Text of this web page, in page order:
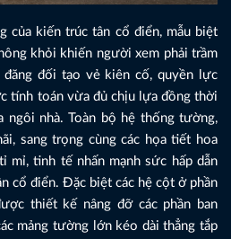
của kiến trúc tân cổ điển, mẫu biệt
khỏi khiến người xem phải trầm
đối tạo vẻ kiên cố, quyền lực
tính toán vừa đủ chịu lựa đồng thời
nhà. Toàn bộ hệ thống tường,
sang trọng cùng các họa tiết hoa
mỉ, tinh tế nhấn mạnh sức hấp dẫn
cổ điển. Đặc biệt các hệ cột ở phần
thiết kế nâng đỡ các phần ban
mảng tường lớn kéo dài thẳng tắp